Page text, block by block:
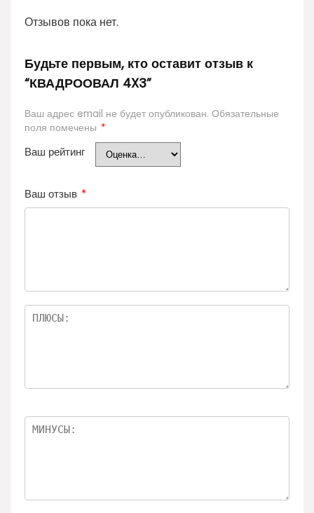
Отзывов пока нет.
Будьте первым, кто оставит отзыв к
“КВАДРООВАЛ 4X3”
Ваш адрес email не будет опубликован. Обязательные
поля помечены *
Ваш рейтинг
Ваш отзыв *